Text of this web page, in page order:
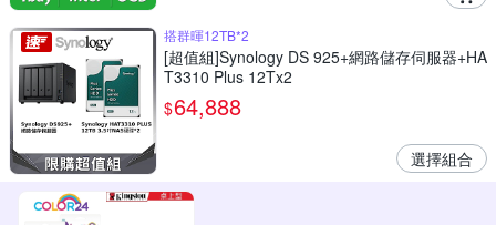
搭群暉12TB*2
[超值組]Synology DS 925+網路儲存伺服器+HA
T3310 Plus 12Tx2
$64,888
選擇組合